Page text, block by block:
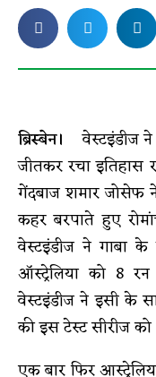
ब्रिस्बेन।
वेस्टइंडीज
जीतकर रचा
गेंदबाज शमार जोसेफ
कहर बरपाते हुए
वेस्टइंडीज ने गाबा
ऑस्ट्रेलिया को 8
वेस्टइंडीज ने इसी के
की इस टेस्ट सीरीज को
एक बार फिर